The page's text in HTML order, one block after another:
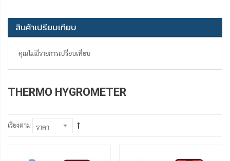
THERMO HYGROMETER
เรียงตาม
สินค้าเปรียบเทียบ
คุณไม่มีรายการเปรียบเทียบ